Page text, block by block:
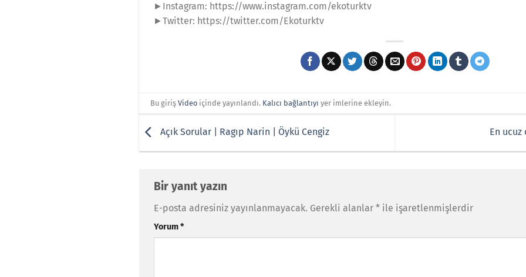
►Instagram: https://www.instagram.com/ekoturktv
►Twitter: https://twitter.com/Ekoturktv
Bu girişVideo içinde yayınlandı. Kalıcı bağlantıyı yer imlerine ekleyin.
Açık Sorular | Ragıp Narin | Öykü Cengiz En
Bir yanıt yazın
E-posta adresiniz yayınlanmayacak. Gerekli alanlar * ile işaretlenmişlerdir
Yorum*